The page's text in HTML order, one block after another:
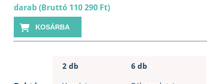
modul
szauna
vezérlőhöz
mennyiség
darab (Bruttó 110 290 Ft)
KOSÁRBA
2 db
6 db